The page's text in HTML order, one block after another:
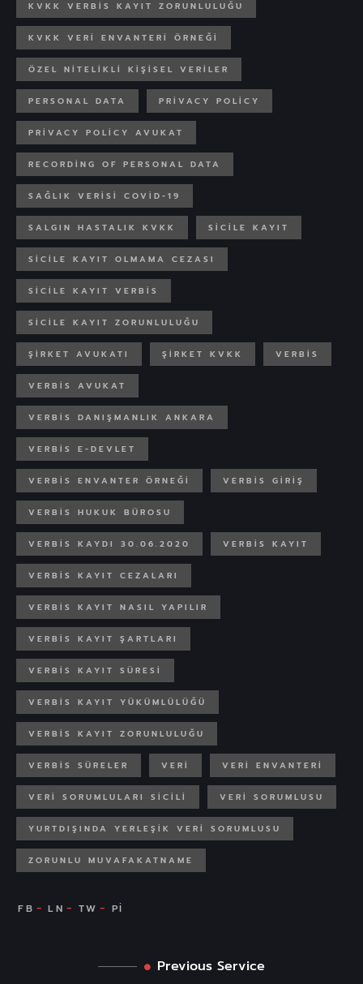
KVKK VERBİS KAYIT ZORUNLULUĞU
KVKK VERI ENVANTERI ÖRNEĞI
ÖZEL NITELIKLI KIŞISEL VERILER
PERSONAL DATA PRIVACY POLICY
PRIVACY POLICY AVUKAT
RECORDING OF PERSONAL DATA
SAĞLIK VERISI COVID-19
SALGIN HASTALIK KVKK SICILE KAYIT
SICILE KAYIT OLMAMA CEZASI
SICILE KAYIT VERBIS
SICILE KAYIT ZORUNLULUĞU
ŞIRKET AVUKATI ŞIRKET KVKK VERBIS
VERBİS AVUKAT
VERBİS DANIŞMANLIK ANKARA
VERBİS E-DEVLET
VERBİS ENVANTER ÖRNEĞİ VERBİS GIRIŞ
VERBIS HUKUK BÜROSU
VERBIS KAYDI 30.06.2020 VERBIS KAYIT
VERBIS KAYIT CEZALARI
VERBIS KAYIT NASIL YAPILIR
VERBİS KAYIT ŞARTLARI
VERBIS KAYIT SÜRESI
VERBİS KAYIT YÜKÜMLÜLÜĞÜ
VERBİS KAYIT ZORUNLULUĞU
VERBIS SÜRELER VERI VERI ENVANTERI
VERI SORUMLULARI SICILI VERI SORUMLUSU
YURTDIŞINDA YERLEŞIK VERI SORUMLUSU
ZORUNLU MUVAFAKATNAME
Previous Service